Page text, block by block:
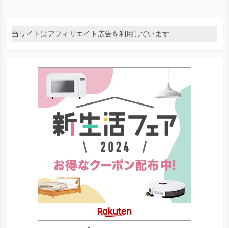
当サイトはアフィリエイト広告を利用しています